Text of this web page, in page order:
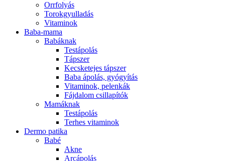
Orrfolyás
Torokgyulladás
Vitaminok
Baba-mama
Babáknak
Testápolás
Tápszer
Kecsketejes tápszer
Baba ápolás, gyógyítás
Vitaminok, pelenkák
Fájdalom csillapítók
Mamáknak
Testápolás
Terhes vitaminok
Dermo patika
Babé
Akne
Arcápolás